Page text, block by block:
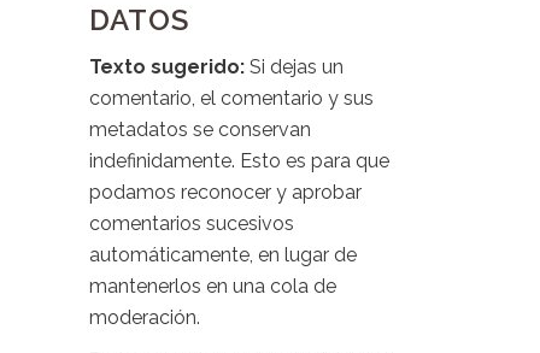
DATOS
Texto sugerido: Si dejas un
comentario, el comentario y sus
metadatos se conservan
indefinidamente. Esto es para que
podamos reconocer y aprobar
comentarios sucesivos
automáticamente, en lugar de
mantenerlos en una cola de
moderación.